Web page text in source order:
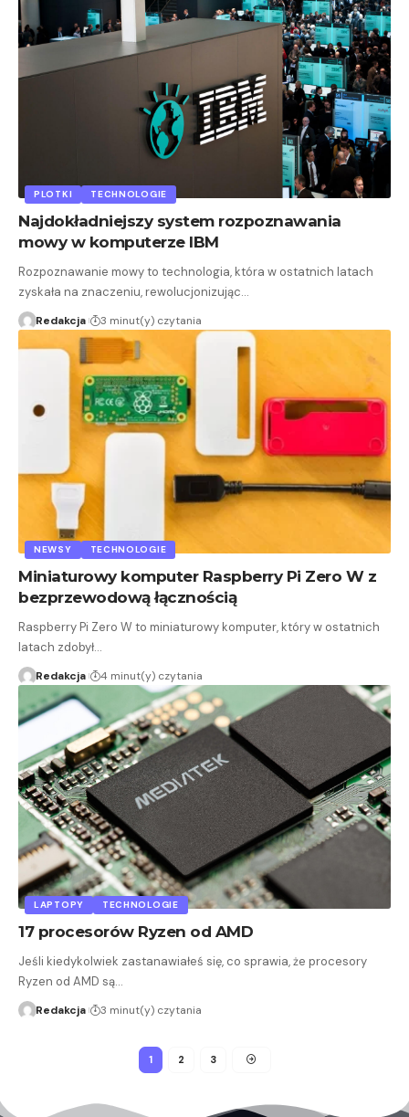
PLOTKI TECHNOLOGIE
Najdokładniejszy system rozpoznawania
mowy w komputerze IBM
Rozpoznawanie mowy to technologia, która w ostatnich latach
zyskała na znaczeniu, rewolucjonizując…
Redakcja 3 minut(y) czytania
NEWSY TECHNOLOGIE
Miniaturowy komputer Raspberry Pi Zero W z
bezprzewodową łącznością
Raspberry Pi Zero W to miniaturowy komputer, który w ostatnich
latach zdobył…
Redakcja 4 minut(y) czytania
LAPTOPY TECHNOLOGIE
17 procesorów Ryzen od AMD
Jeśli kiedykolwiek zastanawiałeś się, co sprawia, że procesory
Ryzen od AMD są…
Redakcja 3 minut(y) czytania
1 2 3